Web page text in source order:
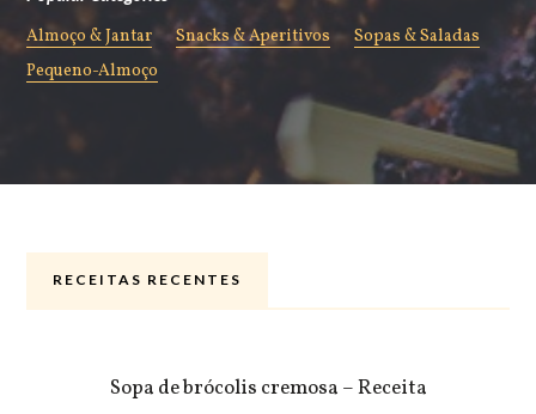
Almoço & Jantar Snacks & Aperitivos
Sopas & Saladas
Pequeno-Almoço
RECEITAS RECENTES
Sopa de brócolis cremosa – Receita